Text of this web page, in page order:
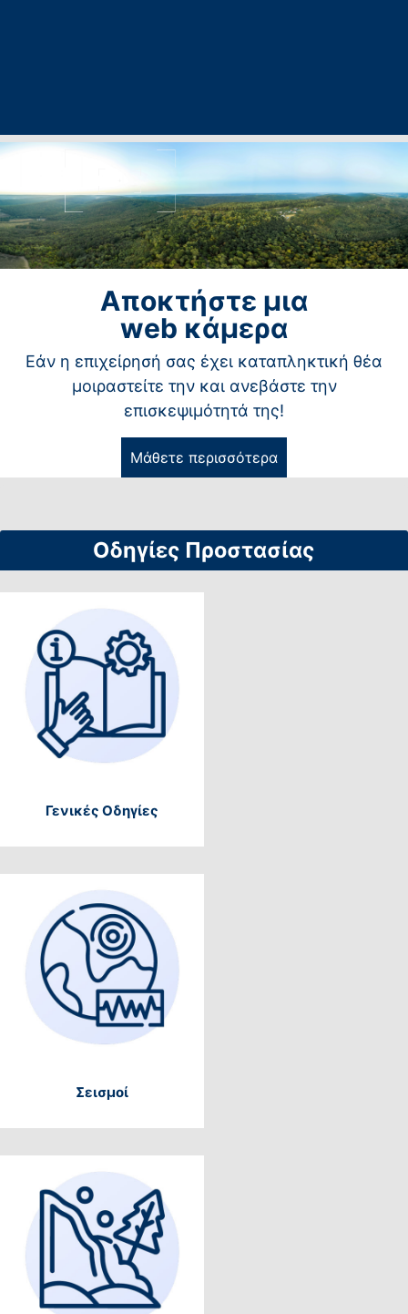
Αποκτήστε μια
web κάμερα
Εάν η επιχείρησή σας έχει καταπληκτική θέα
μοιραστείτε την και ανεβάστε την
επισκεψιμότητά της!
Μάθετε περισσότερα
Οδηγίες Προστασίας
Γενικές Οδηγίες
Σεισμοί